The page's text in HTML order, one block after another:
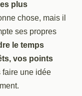
plus
chose, mais il
ses propres
le temps
vos points
faire une idée